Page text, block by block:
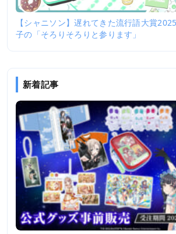
【シャニソン】遅れてきた流行語大賞
子の「そろりそろりと参ります」
新着記事